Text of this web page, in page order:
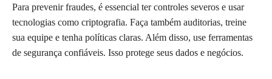
Para prevenir fraudes, é essencial ter controles severos e usar
tecnologias como criptografia. Faça também auditorias, treine
sua equipe e tenha políticas claras. Além disso, use ferramentas
de segurança confiáveis. Isso protege seus dados e negócios.